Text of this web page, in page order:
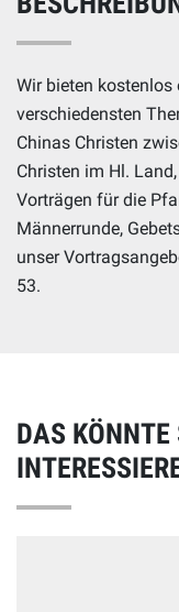
Wir bieten kostenlos
verschiedensten
Chinas Christen
Christen im Hl.
Vorträgen für die
Männerrunde,
unser
53.
DAS KÖNNTE